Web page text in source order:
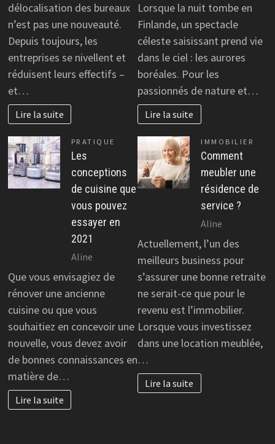
délocalisation des bureaux
n’est pas une nouveauté.
Depuis toujours, les
entreprises se nivellent et
réduisent leurs effectifs –
et…
Lire la suite
Lorsque la nuit tombe en
Finlande, un spectacle
céleste saisissant prend vie
dans le ciel : les aurores
boréales. Pour les
passionnés de nature et…
Lire la suite
PRATIQUE
Les
conceptions
de cuisine que
vous pouvez
essayer en
2021
Aline
Que vous envisagiez de
rénover une ancienne
cuisine ou que vous
souhaitiez en concevoir une
nouvelle, vous devez avoir
de bonnes connaissances en
matière de…
Lire la suite
IMMOBILIER
Comment
meubler une
résidence de
service ?
Aline
Actuellement, l’un des
meilleurs business pour
s’assurer une bonne retraite
ne serait-ce que pour le
revenu est l’immobilier.
Lorsque vous investissez
dans une location meublée,
…
Lire la suite